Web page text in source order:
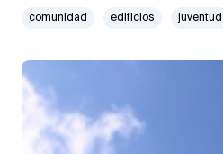
comunidad edificios juventud